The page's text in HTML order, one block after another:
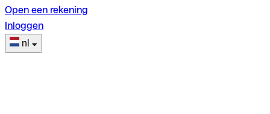
Open een rekening
Inloggen
nl